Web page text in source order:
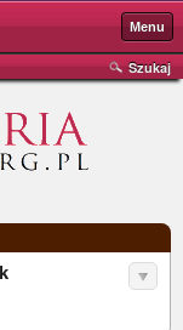
Menu
Szukaj